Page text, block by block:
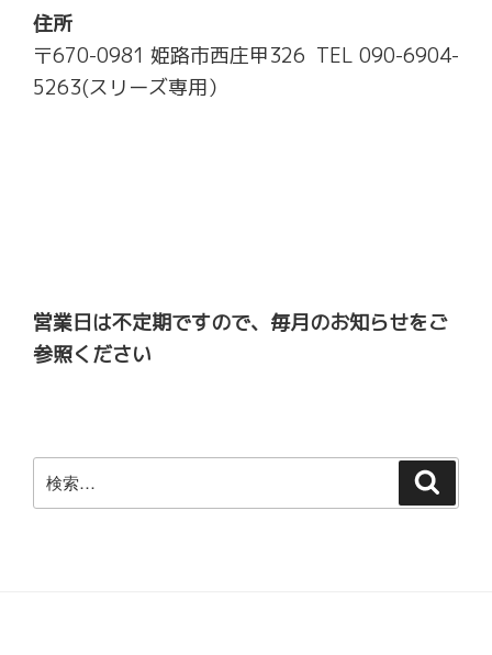
住所
〒670-0981 姫路市西庄甲326 TEL 090-6904-
5263(スリーズ専用）
営業日は不定期ですので、毎月のお知らせをご
参照ください
索: